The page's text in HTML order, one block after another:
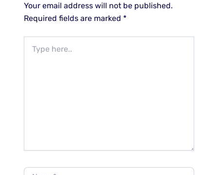
Your email address will not be published.
Required fields are marked *
here..
Name*